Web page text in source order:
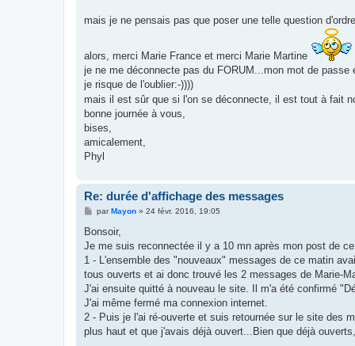
mais je ne pensais pas que poser une telle question
alors, merci Marie France et merci Marie Martine
je ne me déconnecte pas du FORUM...mon mot de
je risque de l'oublier:-))))
mais il est sûr que si l'on se déconnecte, il est tout à fait
bonne journée à vous,
bises,
amicalement,
Phyl
Re: durée d'affichage des messages
M
s
a
parMayon» 24 févr. 2016, 19:05
Bonsoir,
Je me suis reconnectée il y a 10 mn après mon post de
1 - L'ensemble des "nouveaux" messages de ce matin
tous ouverts et ai donc trouvé les 2 messages de Marie-
J'ai ensuite quitté à nouveau le site. Il m'a été confirmé
J'ai même fermé ma connexion internet.
2 - Puis je l'ai ré-ouverte et suis retournée sur le site des
plus haut et que j'avais déjà ouvert...Bien que déjà